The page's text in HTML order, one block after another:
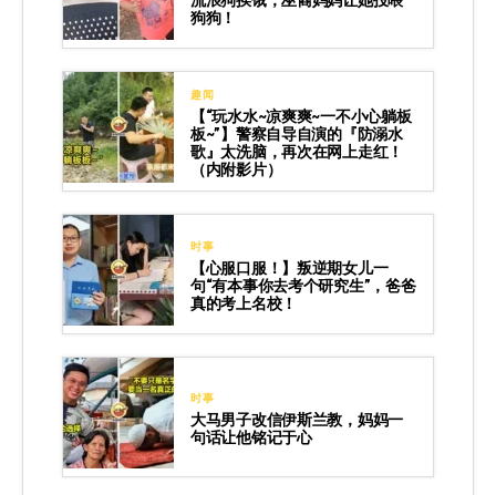
狗狗！
趣闻
【“玩水水~凉爽爽~一不小心躺板
板~”】警察自导自演的『防溺水
歌』太洗脑，再次在网上走红！
（内附影片）
时事
【心服口服！】叛逆期女儿一
句“有本事你去考个研究生”，爸爸
真的考上名校！
时事
大马男子改信伊斯兰教，妈妈一
句话让他铭记于心